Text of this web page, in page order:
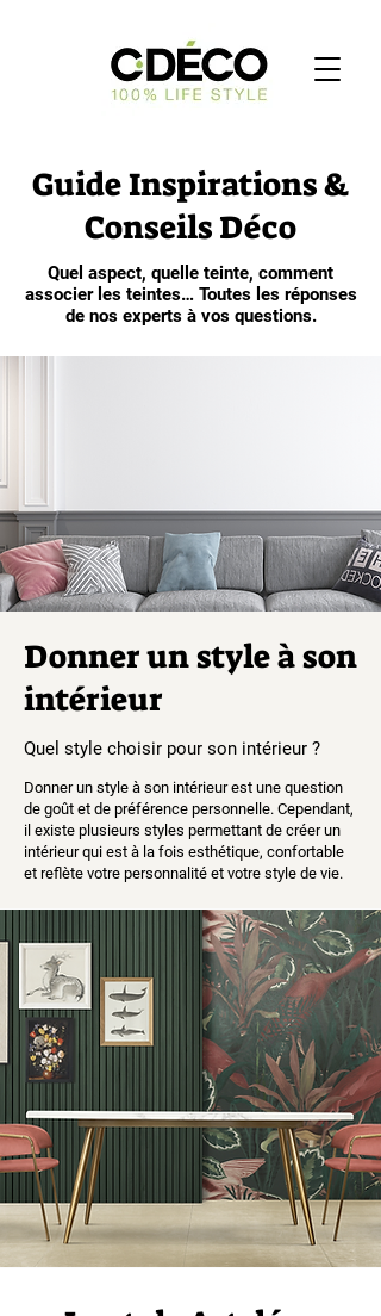
Guide Inspirations &
Conseils Déco
Quel aspect, quelle teinte, comment
associer les teintes… Toutes les réponses
de nos experts à vos questions.
Donner un style à son
intérieur
Quel style choisir pour son intérieur ?
Donner un style à son intérieur est une question
de goût et de préférence personnelle. Cependant,
il existe plusieurs styles permettant de créer un
intérieur qui est à la fois esthétique, confortable
et reflète votre personnalité et votre style de vie.